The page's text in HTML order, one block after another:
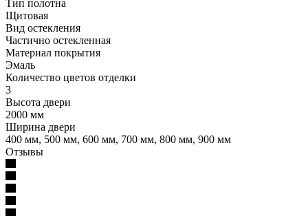
Тип полотна
Щитовая
Вид остекления
Частично остекленная
Материал покрытия
Эмаль
Количество цветов отделки
3
Высота двери
2000 мм
Ширина двери
400 мм, 500 мм, 600 мм, 700 мм, 800 мм, 900 мм
Отзывы